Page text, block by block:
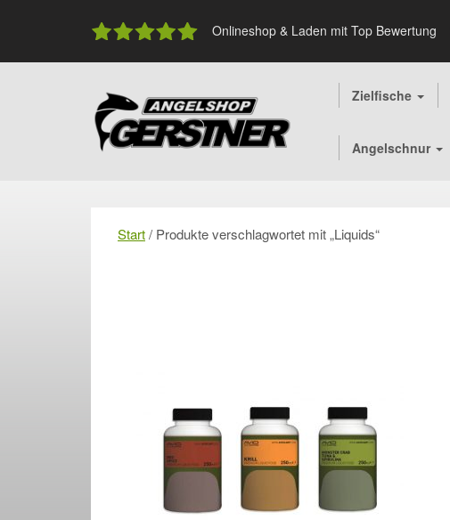
Onlineshop & Laden mit Top Bewertung
Zielfische
Angelschnur
Start/ Produkte verschlagwortet mit „Liquids“